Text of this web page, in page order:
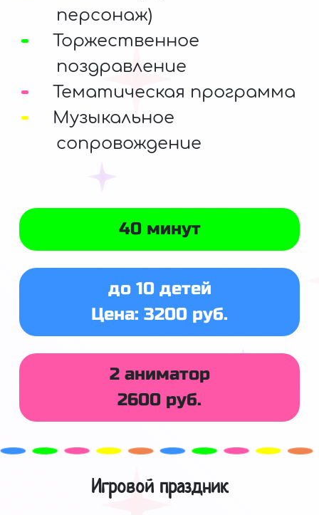
персонаж)
Торжественное
поздравление
Тематическая программа
Музыкальное
сопровождение
40 минут
до 10 детей
Цена: 3200 руб.
2 аниматор
2600 руб.
Игровой праздник